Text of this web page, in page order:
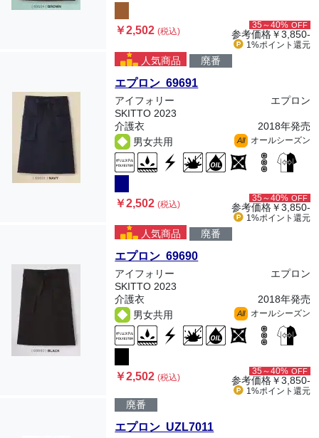
￥2,502(税込)
35～40% OFF
参考価格￥3,850-
1%ポイント 還元
人気商品 廃番
エプロン 69691
アイフォリー
エプロン
SKITTO 2023
介護衣
2018年発売
男女共用
All オールシーズン
￥2,502(税込)
35～40% OFF
参考価格￥3,850-
1%ポイント 還元
人気商品 廃番
エプロン 69690
アイフォリー
エプロン
SKITTO 2023
介護衣
2018年発売
男女共用
All オールシーズン
￥2,502(税込)
35～40% OFF
参考価格￥3,850-
1%ポイント 還元
廃番
エプロン UZL7011